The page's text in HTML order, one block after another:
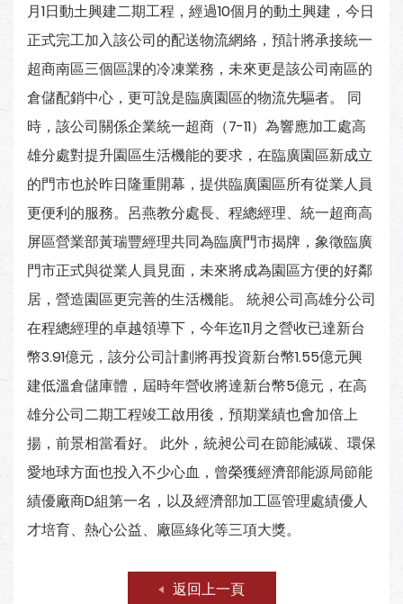
月1日動土興建二期工程，經過10個月的動土興建，今日
正式完工加入該公司的配送物流網絡，預計將承接統一
超商南區三個區課的冷凍業務，未來更是該公司南區的
倉儲配銷中心，更可說是臨廣園區的物流先驅者。 同
時，該公司關係企業統一超商（7-11）為響應加工處高
雄分處對提升園區生活機能的要求，在臨廣園區新成立
的門市也於昨日隆重開幕，提供臨廣園區所有從業人員
更便利的服務。呂燕教分處長、程總經理、統一超商高
屏區營業部黃瑞豐經理共同為臨廣門市揭牌，象徵臨廣
門市正式與從業人員見面，未來將成為園區方便的好鄰
居，營造園區更完善的生活機能。 統昶公司高雄分公司
在程總經理的卓越領導下，今年迄11月之營收已達新台
幣3.91億元，該分公司計劃將再投資新台幣1.55億元興
建低溫倉儲庫體，屆時年營收將達新台幣5億元，在高
雄分公司二期工程竣工啟用後，預期業績也會加倍上
揚，前景相當看好。 此外，統昶公司在節能減碳、環保
愛地球方面也投入不少心血，曾榮獲經濟部能源局節能
績優廠商D組第一名，以及經濟部加工區管理處績優人
才培育、熱心公益、廠區綠化等三項大獎。
返回上一頁